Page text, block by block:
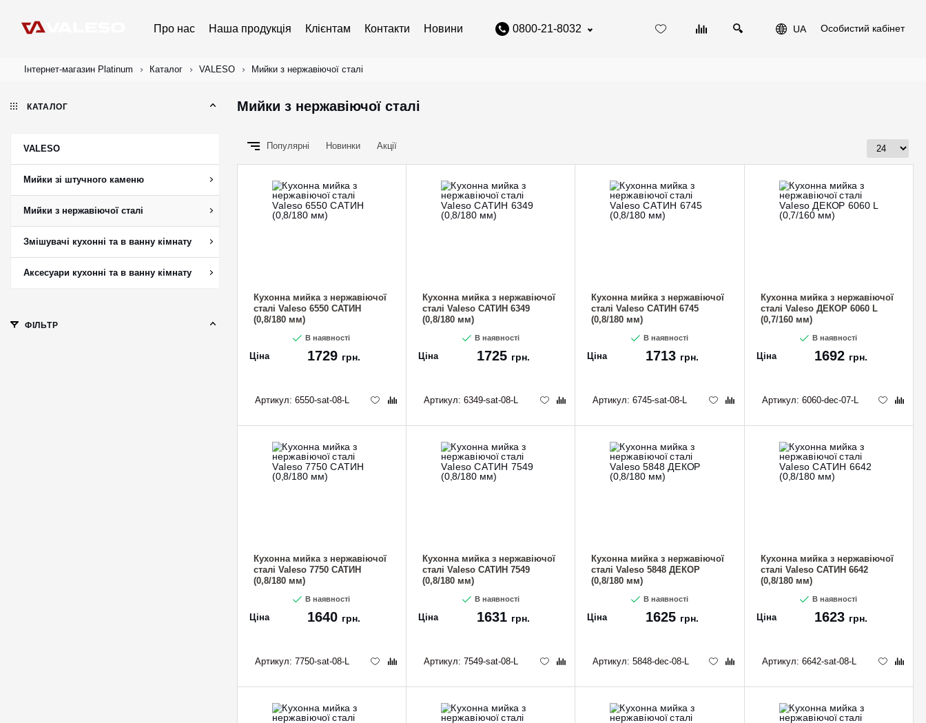
Про нас Наша продукція Клієнтам Контакти Новини 0800-21-8032 UA Особистий кабінет
Інтернет-магазин Platinum Каталог VALESO Мийки з нержавіючої сталі
Мийки з нержавіючої сталі
Популярні Новинки Акції
Кухонна мийка з нержавіючої
сталі Valeso 6550 САТИН
(0,8/180 мм)
В наявності
Ціна 1729 грн.
Артикул: 6550-sat-08-L
Кухонна мийка з нержавіючої
сталі Valeso САТИН 6349
(0,8/180 мм)
В наявності
Ціна 1725 грн.
Артикул: 6349-sat-08-L
Кухонна мийка з нержавіючої
сталі Valeso САТИН 6745
(0,8/180 мм)
В наявності
Ціна 1713 грн.
Артикул: 6745-sat-08-L
Кухонна мийка з нержавіючої
сталі Valeso ДЕКОР 6060 L
(0,7/160 мм)
В наявності
Ціна 1692 грн.
Артикул: 6060-dec-07-L
Кухонна мийка з нержавіючої
сталі Valeso 7750 САТИН
(0,8/180 мм)
В наявності
Ціна 1640 грн.
Артикул: 7750-sat-08-L
Кухонна мийка з нержавіючої
сталі Valeso САТИН 7549
(0,8/180 мм)
В наявності
Ціна 1631 грн.
Артикул: 7549-sat-08-L
Кухонна мийка з нержавіючої
сталі Valeso 5848 ДЕКОР
(0,8/180 мм)
В наявності
Ціна 1625 грн.
Артикул: 5848-dec-08-L
Кухонна мийка з нержавіючої
сталі Valeso САТИН 6642
(0,8/180 мм)
В наявності
Ціна 1623 грн.
Артикул: 6642-sat-08-L
КАТАЛОГ
VALESO
Мийки зі штучного каменю
Мийки з нержавіючої сталі
Змішувачі кухонні та в ванну кімнату
Аксесуари кухонні та в ванну кімнату
ФІЛЬТР